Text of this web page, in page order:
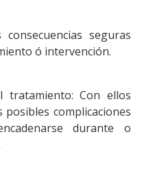
seguras
ó intervención.
tratamiento: Con ellos
complicaciones
durante o